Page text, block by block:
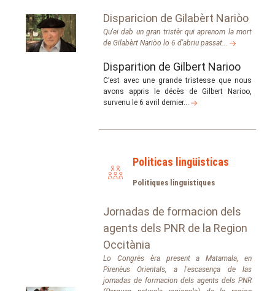
Disparicion de Gilabèrt Nariòo
Qu'ei dab un gran tristèr qui aprenom la mort
de Gilabèrt Nariòo lo 6 d'abriu passat...
Disparition de Gilbert Narioo
C’est avec une grande tristesse que nous
avons appris le décès de Gilbert Narioo,
survenu le 6 avril dernier...
Politicas lingüisticas
Politiques linguistiques
Jornadas de formacion dels
agents dels PNR de la Region
Occitània
Lo Congrès èra present a Matamala, en
Pirenèus Orientals, a l'escasença de las
jornadas de formacion dels agents dels PNR